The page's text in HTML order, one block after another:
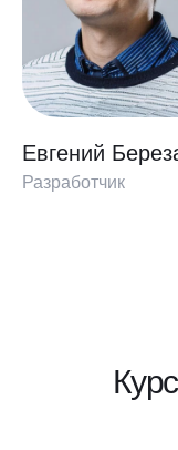
Евгений
Разработчик